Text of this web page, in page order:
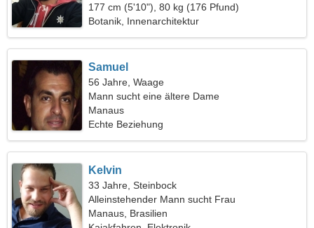
177 cm (5'10"), 80 kg (176 Pfund)
Botanik, Innenarchitektur
Samuel
56 Jahre, Waage
Mann sucht eine ältere Dame
Manaus
Echte Beziehung
Kelvin
33 Jahre, Steinbock
Alleinstehender Mann sucht Frau
Manaus, Brasilien